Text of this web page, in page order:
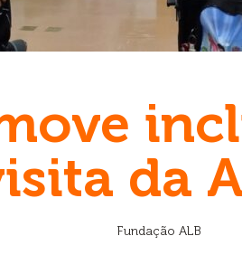
da
Fundação ALB